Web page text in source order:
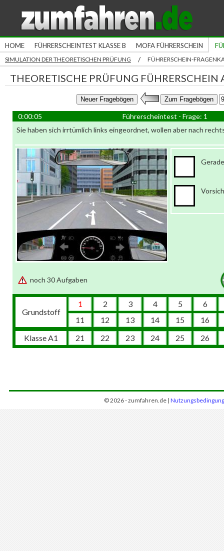
HOME FÜHRERSCHEINTEST KLASSE B MOFA FÜHRERSCHEIN
SIMULATION DER THEORETISCHEN PRÜFUNG / FÜHRERSCHEIN-
THEORETISCHE PRÜFUNG FÜHRERSCHEIN
0:00:05
Führerscheintest - Frage: 1
Sie haben sich irrtümlich links eingeordnet, wollen aber nach
noch 30 Aufgaben
Grundstoff
1 2 3 4 5
6
11
12 13 14 15
16
Klasse A1
21 22 23 24 25 26
© 2026 - zumfahren.de |